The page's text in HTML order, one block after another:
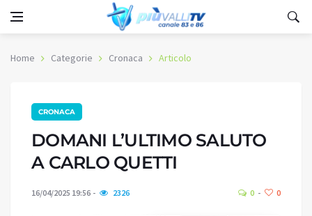
Home Categorie Cronaca Articolo
CRONACA
DOMANI L’ULTIMO SALUTO
A CARLO QUETTI
16/04/2025 19:56 2326 0 0